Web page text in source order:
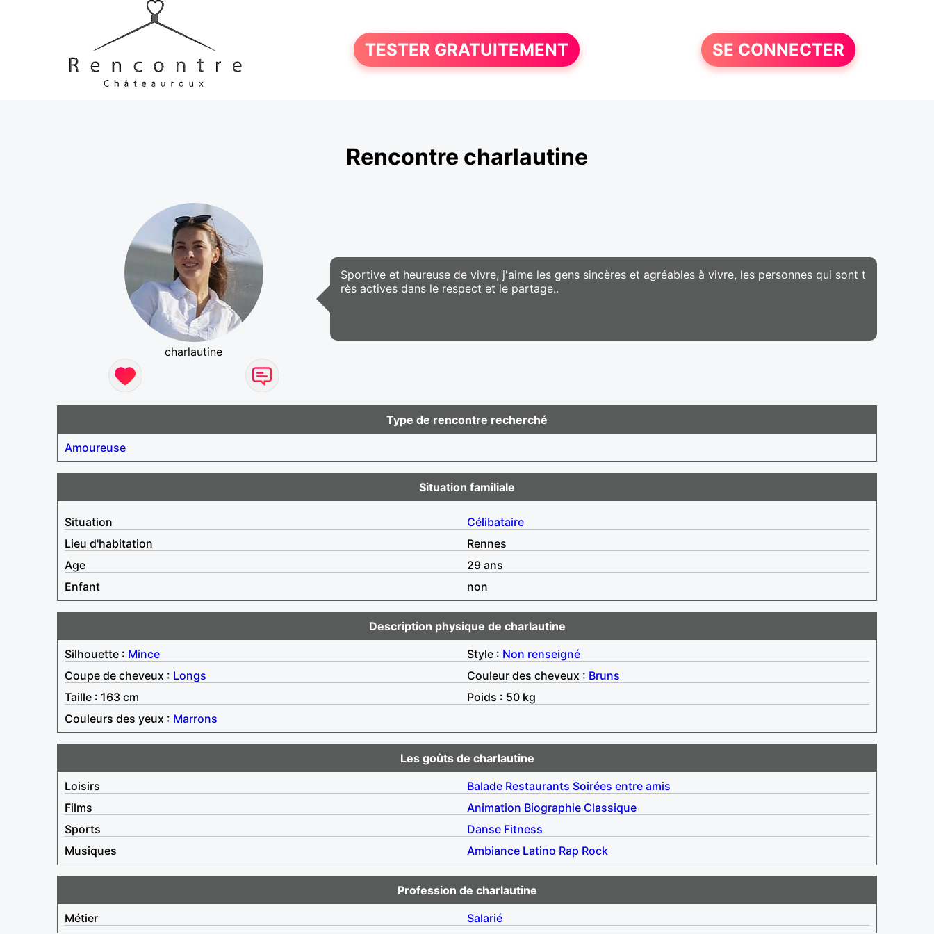
TESTER GRATUITEMENT SE CONNECTER
Rencontre charlautine
charlautine
Sportive et heureuse de vivre, j'aime les gens sincères et agréables à vivre, les personnes qui sont t
rès actives dans le respect et le partage..
Type de rencontre recherché
Amoureuse
Situation familiale
Situation
Célibataire
Lieu d'habitation
Rennes
Age
29 ans
Enfant
non
Description physique de charlautine
Silhouette : Mince Style : Non renseigné
Coupe de cheveux : Longs Couleur des cheveux : Bruns
Taille : 163 cm
Poids : 50 kg
Couleurs des yeux : Marrons
Les goûts de charlautine
Loisirs
Balade Restaurants Soirées entre amis
Films
Animation Biographie Classique
Sports
Danse Fitness
Musiques
Ambiance Latino Rap Rock
Profession de charlautine
Métier
Salarié